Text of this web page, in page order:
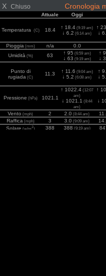
X Chiuso Cronologia
Attuale Oggi
Temperatura (C) 18.4 ↑ 18.4 (9:19 am)
↓ 6.2 (6:14 am)
↑
↓
Pioggia(mm) n/a 0.0
Umidità(%) 63 ↑ 95 (6:59 am)
↓ 63 (9:19 am)
↑
↓
Punto di
rugiada(C)
11.3 ↑ 11.6 (9:04 am)
↓ 5.2 (6:08 am)
↑
↓
Pressione (hPa) 1021.1
↑ 1022.4 (12:07
am)
↓ 1021.1 (8:44
am)
↑
↓
Vento (mph) 2 2.0 (8:44 am)
Raffica(mph) 3 3.0 (9:09 am)
Solare (w/m2) 388 388 (9:19 am)